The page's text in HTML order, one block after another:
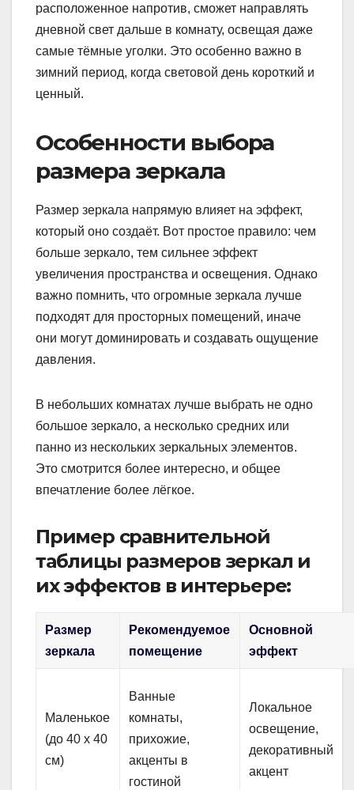
расположенное напротив, сможет направлять
дневной свет дальше в комнату, освещая даже
самые тёмные уголки. Это особенно важно в
зимний период, когда световой день короткий и
ценный.
Особенности выбора
размера зеркала
Размер зеркала напрямую влияет на эффект,
который оно создаёт. Вот простое правило: чем
больше зеркало, тем сильнее эффект
увеличения пространства и освещения. Однако
важно помнить, что огромные зеркала лучше
подходят для просторных помещений, иначе
они могут доминировать и создавать ощущение
давления.
В небольших комнатах лучше выбрать не одно
большое зеркало, а несколько средних или
панно из нескольких зеркальных элементов.
Это смотрится более интересно, и общее
впечатление более лёгкое.
Пример сравнительной
таблицы размеров зеркал и
их эффектов в интерьере:
Размер
зеркала
Рекомендуемое
помещение
Основной
эффект
Маленькое
(до 40 х 40
см)
Ванные
комнаты,
прихожие,
акценты в
гостиной
Локальное
освещение,
декоративный
акцент